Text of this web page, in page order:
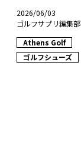
2026/06/03
ゴルフサプリ編集部
Athens Golf
ゴルフシューズ